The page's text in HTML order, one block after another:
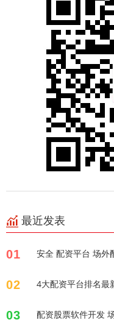
最近发表
01 安全 配资平台 场外
02 4大配资平台排名最
03 配资股票软件开发